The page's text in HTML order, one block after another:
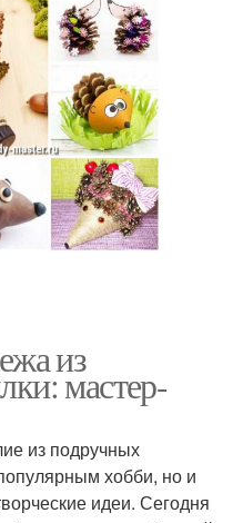
из
мастер-
из подручных
хобби, но и
идеи. Сегодня